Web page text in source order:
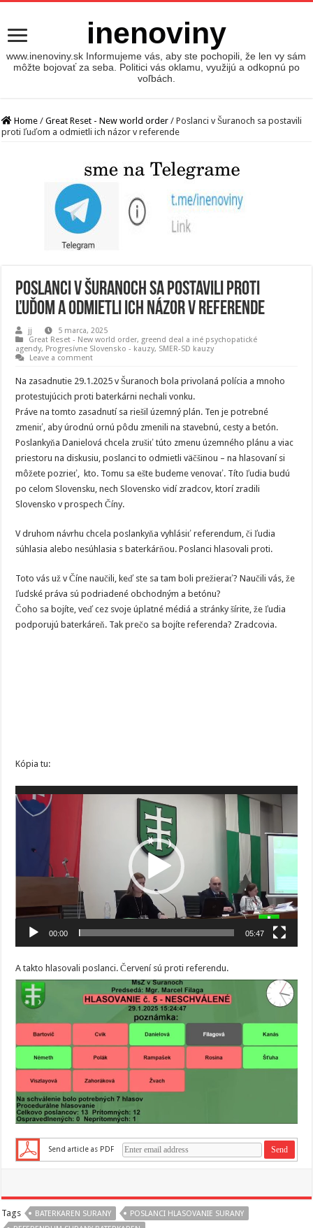
inenoviny
www.inenoviny.sk Informujeme vás, aby ste pochopili, že len vy sám
môžte bojovať za seba. Politici vás oklamu, využijú a odkopnú po
voľbách.
Home / Great Reset - New world order / Poslanci v Šuranoch sa postavili
proti ľuďom a odmietli ich názor v referende
Poslanci v Šuranoch sa postavili proti
ľuďom a odmietli ich názor v referende
jj
5 marca, 2025
Great Reset - New world order, greend deal a iné psychopatické
agendy, Progresívne Slovensko - kauzy, SMER-SD kauzy
Leave a comment
Na zasadnutie 29.1.2025 v Šuranoch bola privolaná polícia a mnoho
protestujúcich proti baterkárni nechali vonku.
Práve na tomto zasadnutí sa riešil územný plán. Ten je potrebné
zmeniť, aby úrodnú ornú pôdu zmenili na stavebnú, cesty a betón.
Poslankyňa Danielová chcela zrušiť túto zmenu územného plánu a viac
priestoru na diskusiu, poslanci to odmietli väčšinou – na hlasovaní si
môžete pozrieť, kto. Tomu sa ešte budeme venovať. Títo ľudia budú
po celom Slovensku, nech Slovensko vidí zradcov, ktorí zradili
Slovensko v prospech Číny.
V druhom návrhu chcela poslankyňa vyhlásiť referendum, či ľudia
súhlasia alebo nesúhlasia s baterkárňou. Poslanci hlasovali proti.
Toto vás už v Číne naučili, keď ste sa tam boli prežierať? Naučili vás, že
ľudské práva sú podriadené obchodným a betónu?
Čoho sa bojíte, veď cez svoje úplatné médiá a stránky šírite, že ľudia
podporujú baterkáreň. Tak prečo sa bojíte referenda? Zradcovia.
Kópia tu:
Video
prehrávač
00:00 05:47
A takto hlasovali poslanci. Červení sú proti referendu.
Send article as PDF
Tags BATERKAREN SURANY
POSLANCI HLASOVANIE SURANY